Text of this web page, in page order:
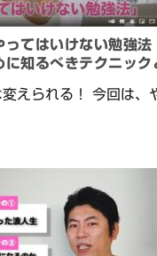
ってはいけない勉強
に知るべきテクニック
えられる！ 今回は、